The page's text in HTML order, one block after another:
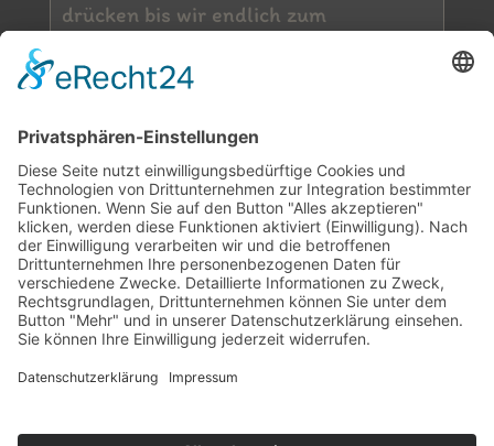
drücken bis wir endlich zum
doch nicht immer solange dauern
herzlich für die vielen lieben
Weihnachtsgrüße und Wünsche für
das neue Jahr. Auch wir wünschen
unseren Welpenleuten, Freunden und
unserer Familie ein ganz wundervolles
und gesundes 2015!!